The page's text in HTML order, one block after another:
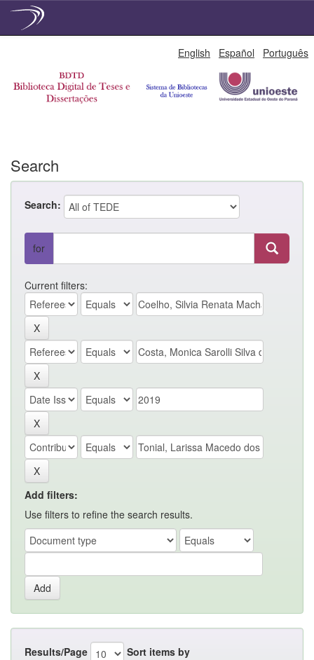
English Español Português
Search
Search:
for
Current filters:
Add filters:
Use filters to refine the search results.
Results/Page Sort items by